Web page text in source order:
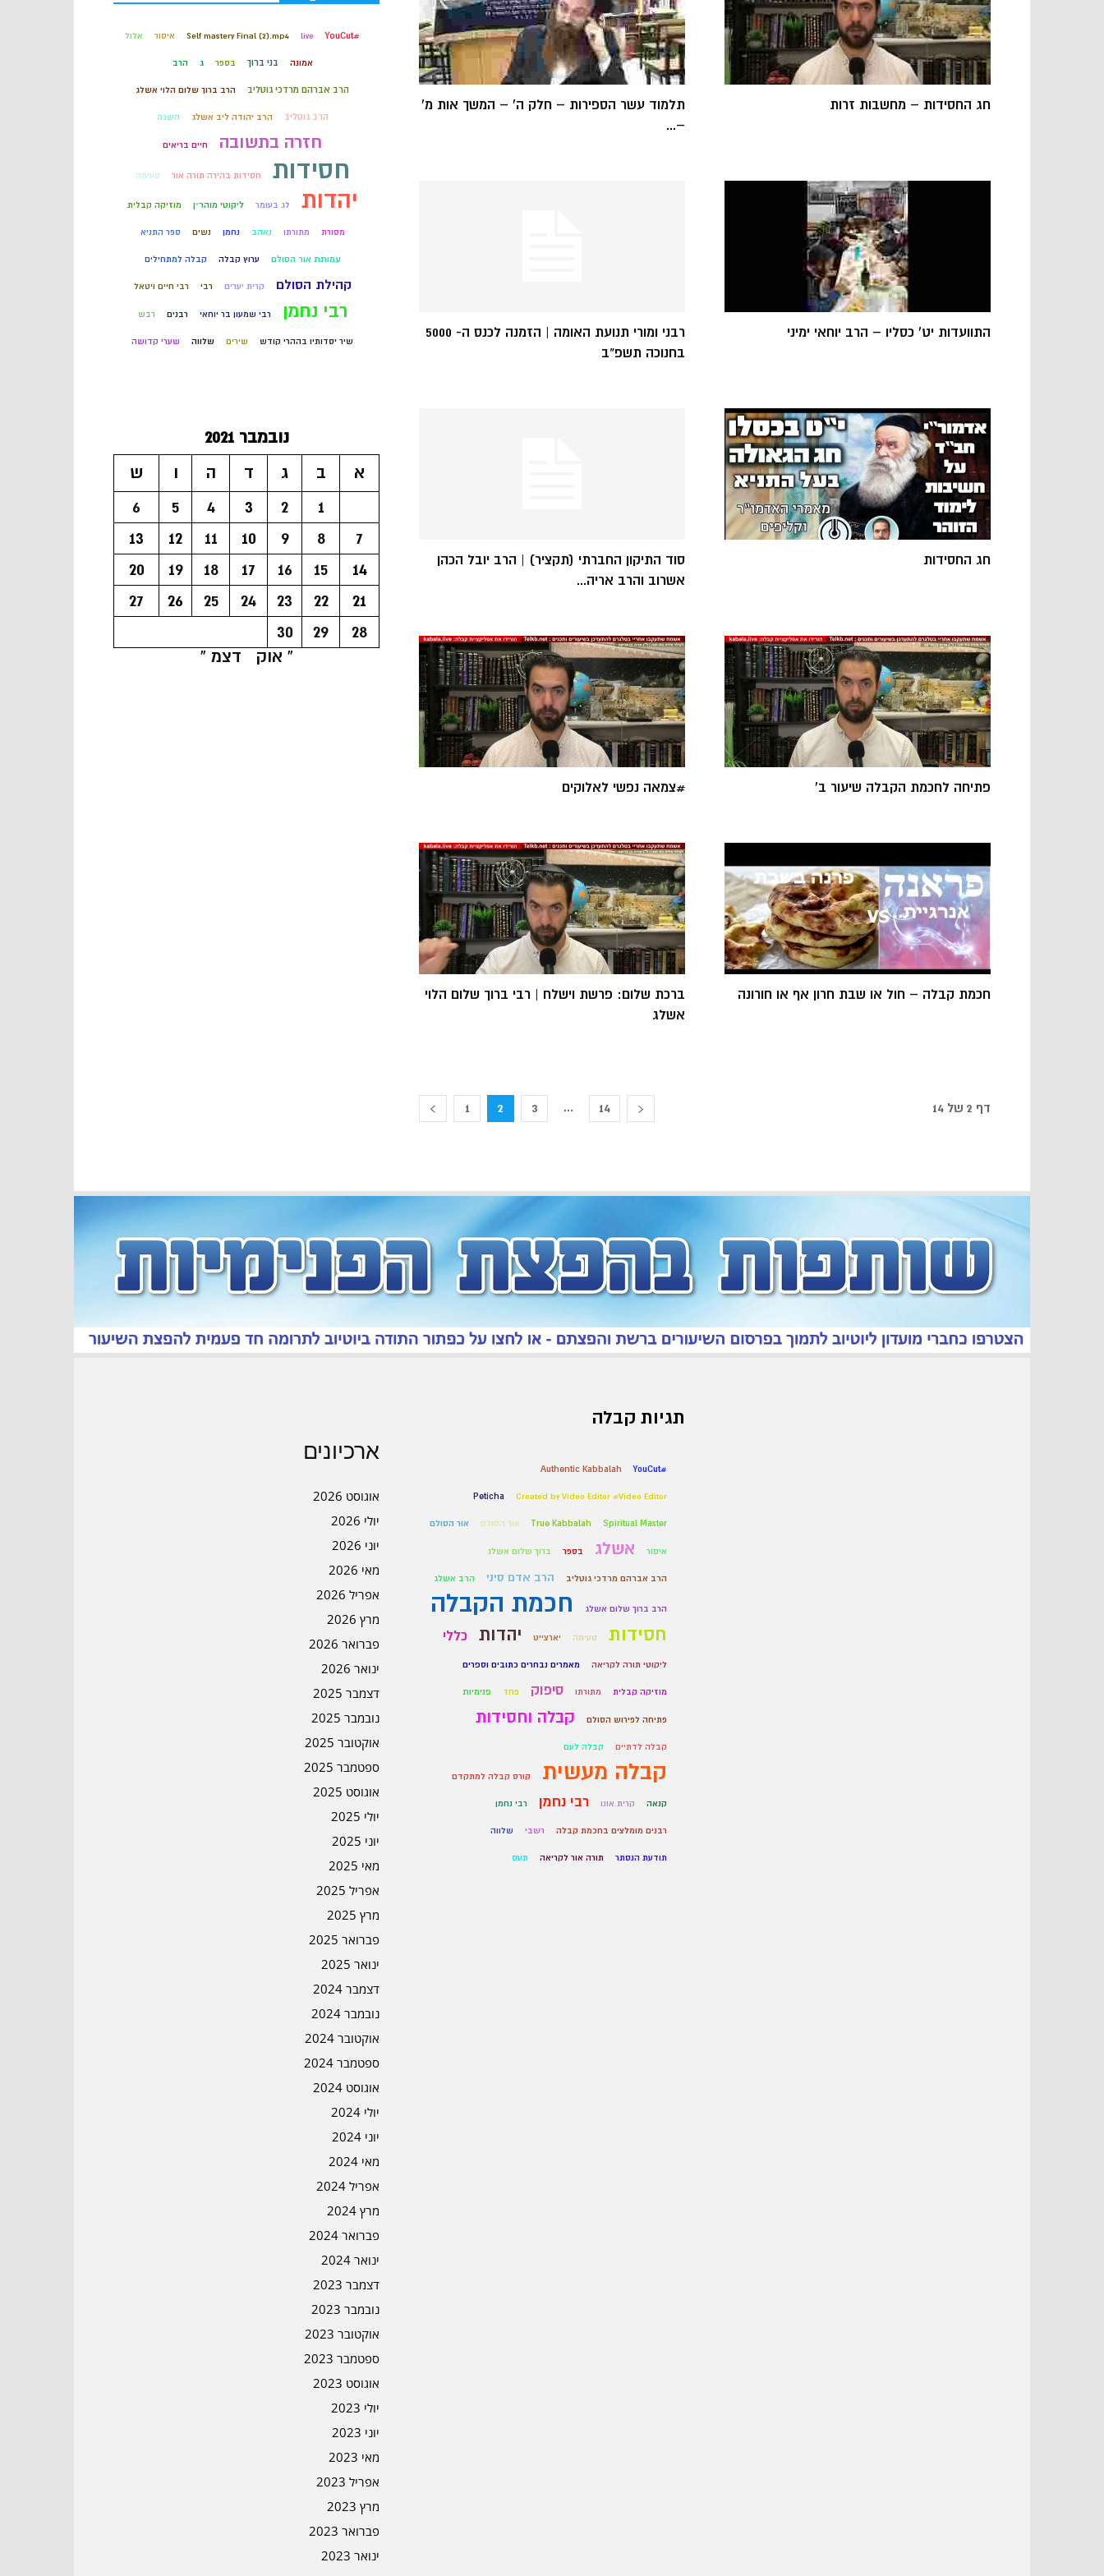
תלמוד עשר הספירות – חלק ה' – המשך אות מ'
–...
חג החסידות – מחשבות זרות
רבני ומורי תנועת האומה | הזמנה לכנס ה- 5000
בחנוכה תשפ"ב
התוועדות יט' כסליו – הרב יוחאי ימיני
סוד התיקון החברתי (תקציר) | הרב יובל הכהן
אשרוב והרב אריה...
חג החסידות
#צמאה נפשי לאלוקים פתיחה לחכמת הקבלה שיעור ב'
ברכת שלום: פרשת וישלח | רבי ברוך שלום הלוי
אשלג
חכמת קבלה – חול או שבת חרון אף או חורונה
1 2 3 ... 14 דף 2 של 14
#YouCut
live
Self mastery Final (2).mp4 איסור אלול
אמונה בני ברוך בספר ג הרב
הרב אברהם מרדכי גוטליב הרב ברוך שלום הלוי אשלג
הרב גוטליב הרב יהודה ליב אשלג השגה
חזרה בתשובה חיים בריאים
חסידות חסידות בהירה תורה אור טעימה
יהדות לג בעומר ליקוטי מוהר״ן מוזיקה קבלית
מסורת מתורתו נאהב נחמן נשים ספר התניא
עמותת אור הסולם ערוץ קבלה קבלה למתחילים
קהילת הסולם קרית יערים רבי רבי חיים ויטאל
רבי נחמן רבי שמעון בר יוחאי רבנים רבש
שיר יסדותיו בההרי קודש שירים שלווה שערי קדושה
נובמבר 2021
א
ב ג ד ה ו
ש
1
2
3
4
5
6
7
8
9
10
11
12
13
14
15
16
17
18
19
20
21
22
23
24
25
26
27
28
29
30
« אוק
דצמ »
ארכיונים
אוגוסט 2026
יולי 2026
יוני 2026
מאי 2026
אפריל 2026
מרץ 2026
פברואר 2026
ינואר 2026
דצמבר 2025
נובמבר 2025
אוקטובר 2025
ספטמבר 2025
אוגוסט 2025
יולי 2025
יוני 2025
מאי 2025
אפריל 2025
מרץ 2025
פברואר 2025
ינואר 2025
דצמבר 2024
נובמבר 2024
אוקטובר 2024
ספטמבר 2024
אוגוסט 2024
יולי 2024
יוני 2024
מאי 2024
אפריל 2024
מרץ 2024
פברואר 2024
ינואר 2024
דצמבר 2023
נובמבר 2023
אוקטובר 2023
ספטמבר 2023
אוגוסט 2023
יולי 2023
יוני 2023
מאי 2023
אפריל 2023
מרץ 2023
פברואר 2023
ינואר 2023
תגיות קבלה
#YouCut
Authentic Kabbalah
Created by Video Editor #Video Editor
Peticha
Spiritual Master
True Kabbalah אור הסולם אור הסולם
איסור אשלג בספר ברוך שלום אשלג
הרב אברהם מרדכי גוטליב הרב אדם סיני הרב אשלג
הרב ברוך שלום אשלג חכמת הקבלה
חסידות טעימה יארצייט יהדות כללי
ליקוטי תורה לקריאה מאמרים נבחרים כתובים וספרים
מוזיקה קבלית מתורתו סיפוק פחד פנימיות
פתיחה לפירוש הסולם קבלה וחסידות
קבלה לדתיים קבלה לעם
קבלה מעשית קורס קבלה למתקדם
קנאה קרית אונו רבי נחמן רבי נחמן
רבנים מומלצים בחכמת קבלה רשבי שלווה
תודעת הנסתר תורה אור לקריאה תעס